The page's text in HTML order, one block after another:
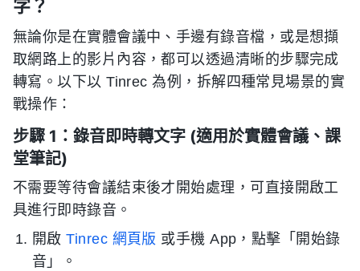
字？
無論你是在實體會議中、手邊有錄音檔，或是想擷
取網路上的影片內容，都可以透過清晰的步驟完成
轉寫。以下以 Tinrec 為例，拆解四種常見場景的實
戰操作：
步驟 1：錄音即時轉文字 (適用於實體會議、課
堂筆記)
不需要等待會議結束後才開始處理，可直接開啟工
具進行即時錄音。
開啟Tinrec 網頁版 或手機 App，點擊「開始錄
音」。